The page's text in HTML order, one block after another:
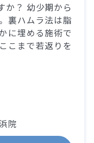
か？ 幼少期から
裏ハムラ法は脂
に埋める施術で
こまで若返りを
院